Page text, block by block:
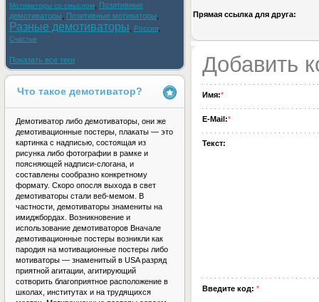
Прямая ссылка для друга:
Добавить
Имя:*
E-Mail:*
Текст:
Введите код: *
Мотиваторы со смыслом
Позитивные
демотиваторы
Позитивные мотиваторы
Разные демотиваторы Россия
Счастье
Показать все теги
Что такое демотиватор?
Демотиватор либо демотиваторы, они же
демотивационные постеры, плакаты — это
картинка с надписью, состоящая из
рисунка либо фотографии в рамке и
поясняющей надписи-слогана, и
составлены сообразно конкретному
формату. Скоро опосля выхода в свет
демотиваторы стали веб-мемом. В
частности, демотиваторы знамениты на
имиджбордах. Возникновение и
использование демотиваторов Вначале
демотивационные постеры возникли как
пародия на мотивационные постеры либо
мотиваторы — знаменитый в USA разряд
приятной агитации, агитирующий
сотворить благоприятное расположение в
школах, институтах и на трудящихся